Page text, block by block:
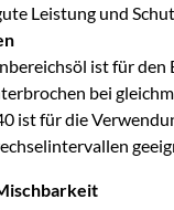
Leistung und
ist für
bei
ist für die